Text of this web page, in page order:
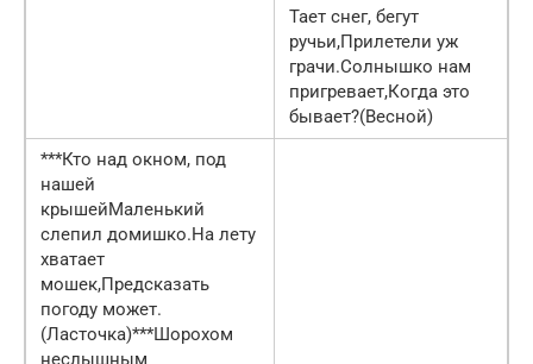
Тает снег, бегут
ручьи,Прилетели уж
грачи.Солнышко нам
пригревает,Когда это
бывает?(Весной)
***Кто над окном, под
нашей
крышейМаленький
слепил домишко.На лету
хватает
мошек,Предсказать
погоду может.
(Ласточка)***Шорохом
неслышным